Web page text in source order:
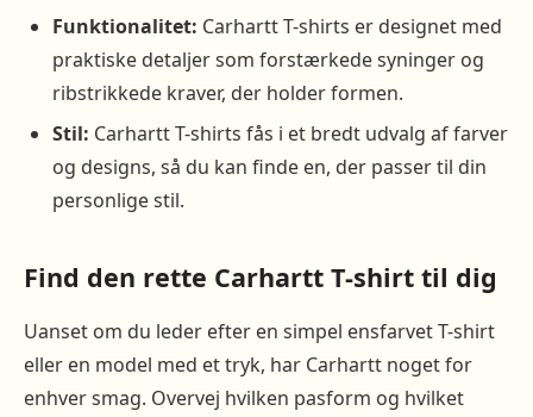
Funktionalitet: Carhartt T-shirts er designet med
praktiske detaljer som forstærkede syninger og
ribstrikkede kraver, der holder formen.
Stil: Carhartt T-shirts fås i et bredt udvalg af farver
og designs, så du kan finde en, der passer til din
personlige stil.
Find den rette Carhartt T-shirt til dig
Uanset om du leder efter en simpel ensfarvet T-shirt
eller en model med et tryk, har Carhartt noget for
enhver smag. Overvej hvilken pasform og hvilket